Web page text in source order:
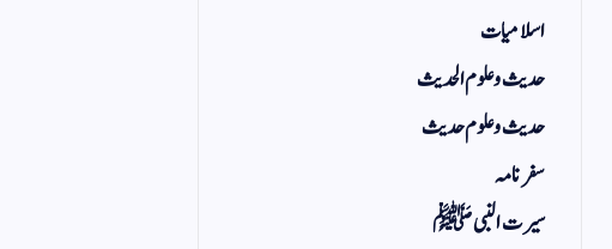
اسلامیات
حدیث و علوم الحدیث
حدیث و علوم حدیث
سفر نامہ
سیرت النبی ﷺ